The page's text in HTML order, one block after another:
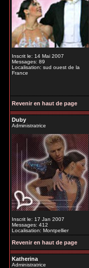
Inscrit le: 14 Mai 2007
Messages: 89
Localisation: sud ouest de la
France
Revenir en haut de page
Duby
Administratrice
Inscrit le: 17 Jan 2007
Messages: 412
Localisation: Montpellier
Revenir en haut de page
Katherina
Administratrice